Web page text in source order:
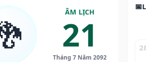
ÂM LỊCH
21
Tháng 7 Năm 2092